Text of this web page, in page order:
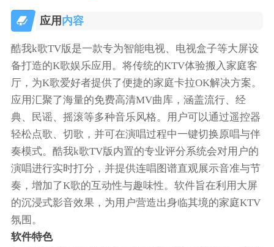
应用 内容
酷我k歌TV版是一款专为智能电视、电视盒子等大屏设
备打造的K歌娱乐应用。将传统的KTV体验搬入家庭客
厅，为K歌爱好者提供了便捷的家庭卡拉OK解决方案。
应用汇聚了海量的免费高清MV曲库，涵盖流行、经
典、民谣、摇滚等多种音乐风格。用户可以通过遥控器
轻松点歌、切歌，并可在演唱过程中一键切换原唱与伴
奏模式。酷我k歌TV版内置的专业评分系统会对用户的
演唱进行实时打分，并提供连唱图谱直观展示音准与节
奏，增加了K歌的互动性与趣味性。软件旨在利用大屏
的沉浸式影音效果，为用户营造出身临其境的家庭KTV
氛围。
软件特色